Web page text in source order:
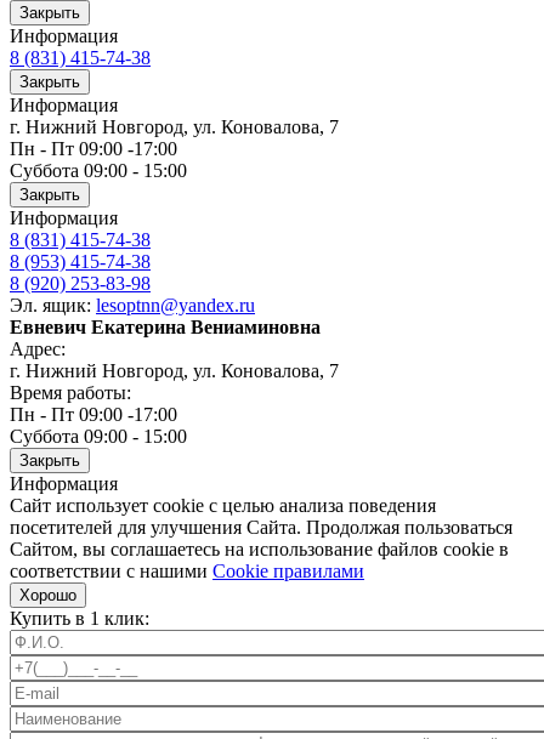
Закрыть
Информация
8 (831) 415-74-38
Закрыть
Информация
г. Нижний Новгород, ул. Коновалова, 7
Пн - Пт 09:00 -17:00
Суббота 09:00 - 15:00
Закрыть
Информация
8 (831) 415-74-38
8 (953) 415-74-38
8 (920) 253-83-98
Эл. ящик: lesoptnn@yandex.ru
Евневич Екатерина Вениаминовна
Адрес:
г. Нижний Новгород, ул. Коновалова, 7
Время работы:
Пн - Пт 09:00 -17:00
Суббота 09:00 - 15:00
Закрыть
Информация
Сайт использует cookie с целью анализа поведения
посетителей для улучшения Сайта. Продолжая пользоваться
Сайтом, вы соглашаетесь на использование файлов cookie в
соответствии с нашими Cookiе правилами
Хорошо
Купить в 1 клик: